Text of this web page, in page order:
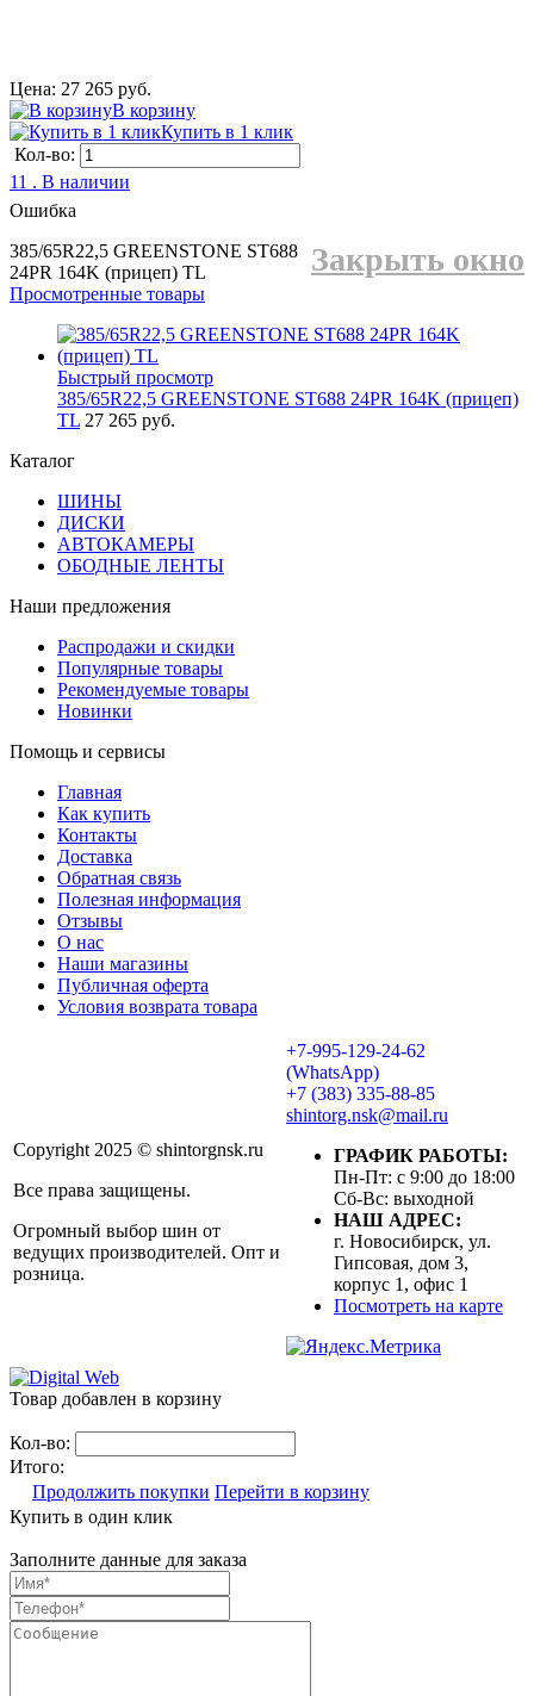
Цена: 27 265 руб.
В корзину
Купить в 1 клик
Кол-во:
11 . В наличии
Ошибка
Закрыть окно
385/65R22,5 GREENSTONE ST688
24PR 164K (прицеп) TL
Просмотренные товары
Быстрый просмотр
385/65R22,5 GREENSTONE ST688 24PR 164K (прицеп)
TL 27 265 руб.
Каталог
ШИНЫ
ДИСКИ
АВТОКАМЕРЫ
ОБОДНЫЕ ЛЕНТЫ
Наши предложения
Распродажи и скидки
Популярные товары
Рекомендуемые товары
Новинки
Помощь и сервисы
Главная
Как купить
Контакты
Доставка
Обратная связь
Полезная информация
Отзывы
О нас
Наши магазины
Публичная оферта
Условия возврата товара
Copyright 2025 © shintorgnsk.ru
Все права защищены.
Огромный выбор шин от
ведущих производителей. Опт и
розница.
+7-995-129-24-62
(WhatsApp)
+7 (383) 335-88-85
shintorg.nsk@mail.ru
ГРАФИК РАБОТЫ:
Пн-Пт: с 9:00 до 18:00
Сб-Вс: выходной
НАШ АДРЕС:
г. Новосибирск, ул.
Гипсовая, дом 3,
корпус 1, офис 1
Посмотреть на карте
Товар добавлен в корзину
Кол-во:
Итого:
Продолжить покупки Перейти в корзину
Купить в один клик
Заполните данные для заказа